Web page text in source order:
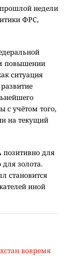
недели
ФРС,
повышении
ситуация
с учётом того,
на текущий
для
золота.
становится
иной
вовремя